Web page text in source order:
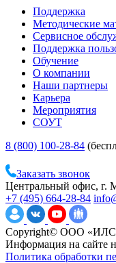
Поддержка
Методические
Сервисное
Поддержка
Обучение
О компании
Наши партнеры
Карьера
Мероприятия
СОУТ
8 (800) 100-28-84
Заказать звонок
Центральный офис, г.
+7 (495) 664-28-84
Copyright© ООО «ИЛС»
Информация на сайте
Политика обработки